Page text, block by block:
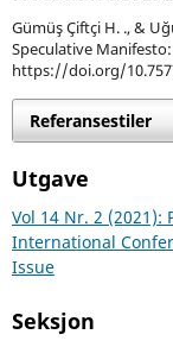
Gümüş Çiftçi H. ., &
Speculative
https://doi.org/
Referansestiler
Utgave
Vol 14 Nr. 2 (2021):
International
Issue
Seksjon